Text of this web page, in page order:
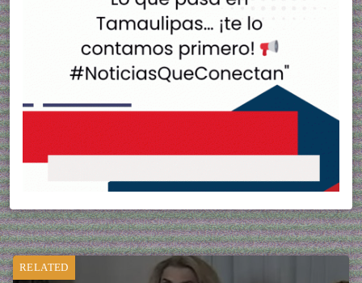
RELATED